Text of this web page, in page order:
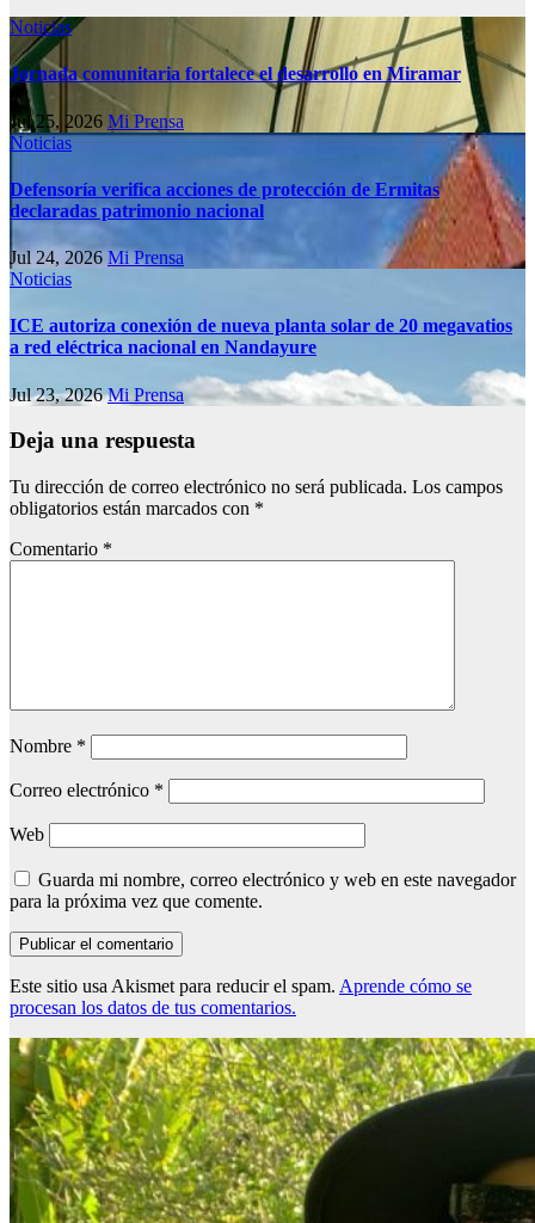
Noticias
Jornada comunitaria fortalece el desarrollo en Miramar
Jul 25, 2026 Mi Prensa
Noticias
Defensoría verifica acciones de protección de Ermitas
declaradas patrimonio nacional
Jul 24, 2026Mi Prensa
Noticias
ICE autoriza conexión de nueva planta solar de 20 megavatios
a red eléctrica nacional en Nandayure
Jul 23, 2026Mi Prensa
Deja una respuesta
Tu dirección de correo electrónico no será publicada. Los campos
obligatorios están marcados con *
Comentario *
Nombre *
Correo electrónico *
Web
Guarda mi nombre, correo electrónico y web en este navegador
para la próxima vez que comente.
Este sitio usa Akismet para reducir el spam. Aprende cómo se
procesan los datos de tus comentarios.